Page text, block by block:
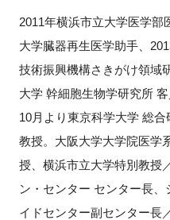
2011年横浜市立大学医学部
大学臓器再生医学助手、
技術振興機構さきがけ領域
大学 幹細胞生物学研究所
10月より東京科学大学 総合
教授。大阪大学大学院医学
授、横浜市立大学特別教授
ン・センター センター長、
イドセンター副センター長